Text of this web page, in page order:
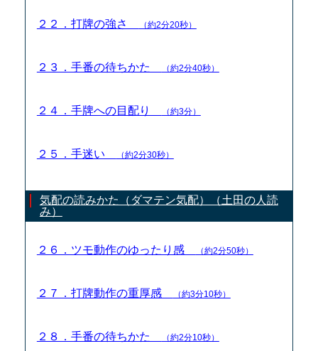
２２．打牌の強さ （約2分20秒）
２３．手番の待ちかた （約2分40秒）
２４．手牌への目配り （約3分）
２５．手迷い （約2分30秒）
気配の読みかた（ダマテン気配）（土田の人読
み）
２６．ツモ動作のゆったり感 （約2分50秒）
２７．打牌動作の重厚感 （約3分10秒）
２８．手番の待ちかた （約2分10秒）